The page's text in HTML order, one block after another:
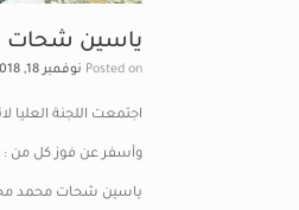
ياسين شحات
Posted on نوفمبر 18, 2018
اجتمعت اللجنة العليا
وأسفر عن فوز كل من :
ياسين شحات محمد محمد